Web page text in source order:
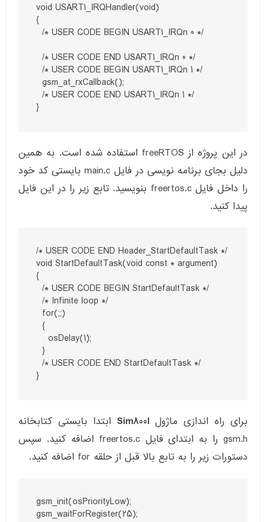
void USART1_IRQHandler(void)
{
  /* USER CODE BEGIN USART1_IRQn 0 */
  /* USER CODE END USART1_IRQn 0 */
  /* USER CODE BEGIN USART1_IRQn 1 */
  gsm_at_rxCallback();
  /* USER CODE END USART1_IRQn 1 */
}
در این پروژه از freeRTOS استفاده شده است. به همین
دلیل بجای برنامه نویسی در فایل main.c بایستی کد خود
را داخل فایل freertos.c بنویسید. تابع زیر را در این فایل
پیدا کنید.
/* USER CODE END Header_StartDefaultTask */
void StartDefaultTask(void const * argument)
{
  /* USER CODE BEGIN StartDefaultTask */
  /* Infinite loop */
  for(;;)
  {
    osDelay(1);
  }
  /* USER CODE END StartDefaultTask */
}
برای راه اندازی ماژول Sim800l ابتدا بایستی کتابخانه
gsm.h را به ابتدای فایل freertos.c اضافه کنید. سپس
دستورات زیر را به تابع بالا قبل از حلقه for اضافه کنید.
gsm_init(osPriorityLow);
gsm_waitForRegister(25);